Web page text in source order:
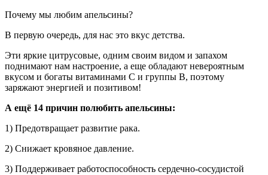
Почему мы любим апельсины?
В первую очередь, для нас это вкус детства.
Эти яркие цитрусовые, одним своим видом и запахом
поднимают нам настроение, а еще обладают невероятным
вкусом и богаты витаминами С и группы В, поэтому
заряжают энергией и позитивом!
А ещё 14 причин полюбить апельсины:
1) Предотвращает развитие рака.
2) Снижает кровяное давление.
3) Поддерживает работоспособность сердечно-сосудистой